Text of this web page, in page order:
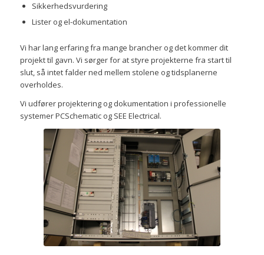
Sikkerhedsvurdering
Lister og el-dokumentation
Vi har lang erfaring fra mange brancher og det kommer dit
projekt til gavn. Vi sørger for at styre projekterne fra start til
slut, så intet falder ned mellem stolene og tidsplanerne
overholdes.
Vi udfører projektering og dokumentation i professionelle
systemer PCSchematic og SEE Electrical.